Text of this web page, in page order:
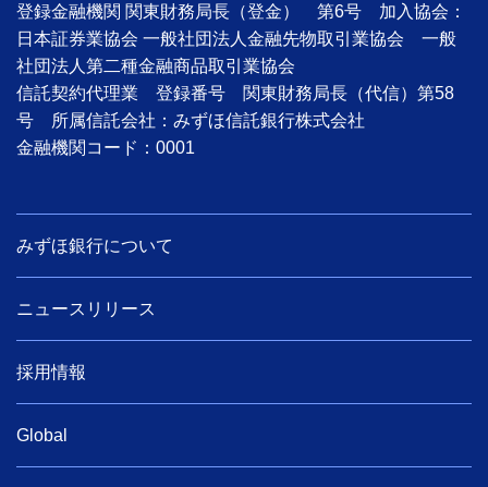
登録金融機関 関東財務局長（登金） 第6号 加入協会：
日本証券業協会 一般社団法人金融先物取引業協会 一般
社団法人第二種金融商品取引業協会
信託契約代理業 登録番号 関東財務局長（代信）第58
号 所属信託会社：みずほ信託銀行株式会社
金融機関コード：0001
みずほ銀行について
ニュースリリース
採用情報
Global